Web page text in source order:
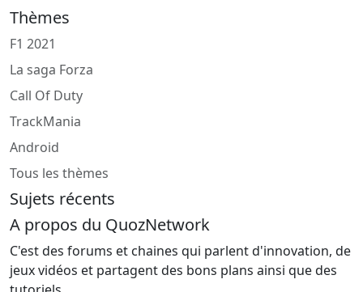
Thèmes
F1 2021
La saga Forza
Call Of Duty
TrackMania
Android
Tous les thèmes
Sujets récents
A propos du QuozNetwork
C'est des forums et chaines qui parlent d'innovation, de
jeux vidéos et partagent des bons plans ainsi que des